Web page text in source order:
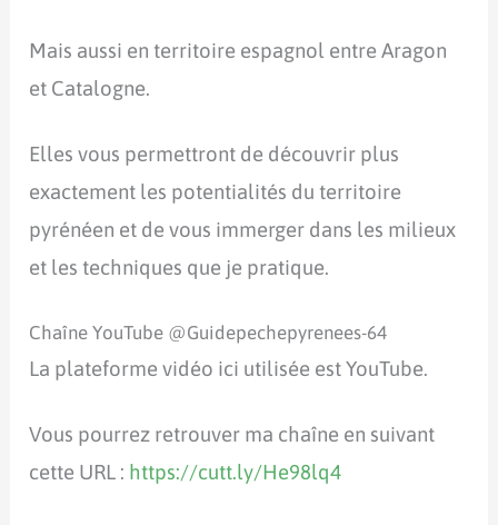
Mais aussi en territoire espagnol entre Aragon
et Catalogne.
Elles vous permettront de découvrir plus
exactement les potentialités du territoire
pyrénéen et de vous immerger dans les milieux
et les techniques que je pratique.
Chaîne YouTube @Guidepechepyrenees-64
La plateforme vidéo ici utilisée est YouTube.
Vous pourrez retrouver ma chaîne en suivant
cette URL : https://cutt.ly/He98lq4